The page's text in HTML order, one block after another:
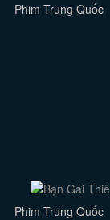
Phim Trung Quốc
Phim Trung Quốc